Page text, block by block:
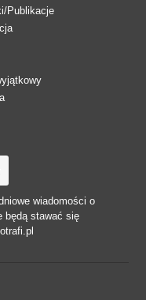
Publikacje
wiadomości o
będą stawać się